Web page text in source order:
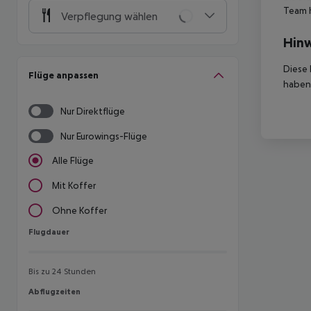
Verpflegung wählen
Flüge anpassen
Nur Direktflüge
Nur Eurowings-Flüge
Alle Flüge
Mit Koffer
Ohne Koffer
Flugdauer
Flugdauer
Bis zu 24 Stunden
Abflugzeiten
Abflugzeiten
Team
Diese